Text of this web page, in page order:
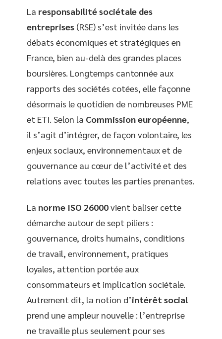
La responsabilité sociétale des
entreprises (RSE) s’est invitée dans les
débats économiques et stratégiques en
France, bien au-delà des grandes places
boursières. Longtemps cantonnée aux
rapports des sociétés cotées, elle façonne
désormais le quotidien de nombreuses PME
et ETI. Selon la Commission européenne,
il s’agit d’intégrer, de façon volontaire, les
enjeux sociaux, environnementaux et de
gouvernance au cœur de l’activité et des
relations avec toutes les parties prenantes.
La norme ISO 26000vient baliser cette
démarche autour de sept piliers :
gouvernance, droits humains, conditions
de travail, environnement, pratiques
loyales, attention portée aux
consommateurs et implication sociétale.
Autrement dit, la notion d’intérêt social
prend une ampleur nouvelle : l’entreprise
ne travaille plus seulement pour ses